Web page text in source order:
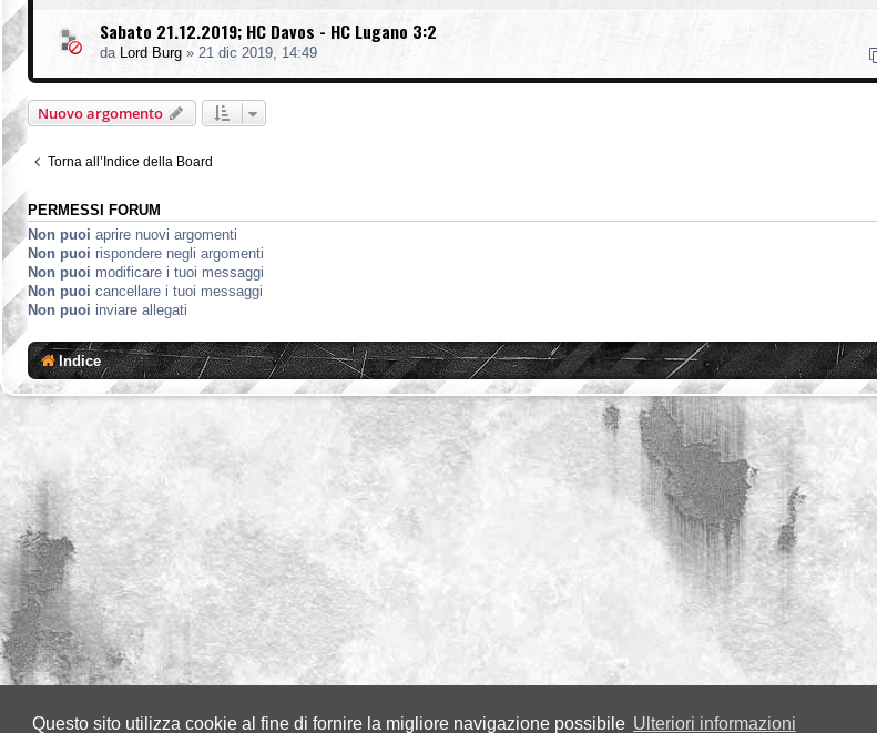
Questo sito utilizza cookie al fine di fornire la migliore navigazione possibile Ulteriori informazioni
Sabato 21.12.2019; HC Davos - HC Lugano 3:2
da Lord Burg » 21 dic 2019, 14:49
Nuovo argomento
Torna all’Indice della Board
PERMESSI FORUM
Non puoi aprire nuovi argomenti
Non puoi rispondere negli argomenti
Non puoi modificare i tuoi messaggi
Non puoi cancellare i tuoi messaggi
Non puoi inviare allegati
Indice